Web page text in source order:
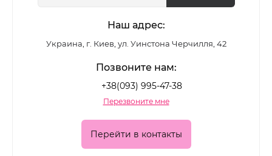
повседневного маникюра и выразительных
акцентных дизайнов.
Какие лаки для ногтей
представлены в каталоге
Ассортимент позволяет подобрать покрытие для
Наш адрес:
Украина, г. Киев, ул. Уинстона Черчилля, 42
Позвоните нам:
+38(093) 995-47-38
Перезвоните мне
Перейти в контакты